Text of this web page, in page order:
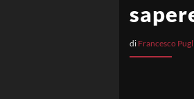
di Francesco